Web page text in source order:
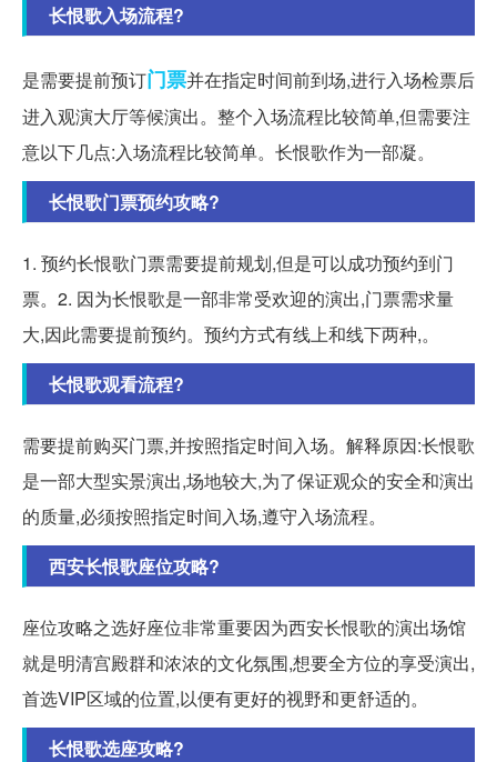
长恨歌入场流程?
是需要提前预订门票并在指定时间前到场,进行入场检票后
进入观演大厅等候演出。整个入场流程比较简单,但需要注
意以下几点:入场流程比较简单。长恨歌作为一部凝。
长恨歌门票预约攻略?
1. 预约长恨歌门票需要提前规划,但是可以成功预约到门
票。2. 因为长恨歌是一部非常受欢迎的演出,门票需求量
大,因此需要提前预约。预约方式有线上和线下两种,。
长恨歌观看流程?
需要提前购买门票,并按照指定时间入场。解释原因:长恨歌
是一部大型实景演出,场地较大,为了保证观众的安全和演出
的质量,必须按照指定时间入场,遵守入场流程。
西安长恨歌座位攻略?
座位攻略之选好座位非常重要因为西安长恨歌的演出场馆
就是明清宫殿群和浓浓的文化氛围,想要全方位的享受演出,
首选VIP区域的位置,以便有更好的视野和更舒适的。
长恨歌选座攻略?